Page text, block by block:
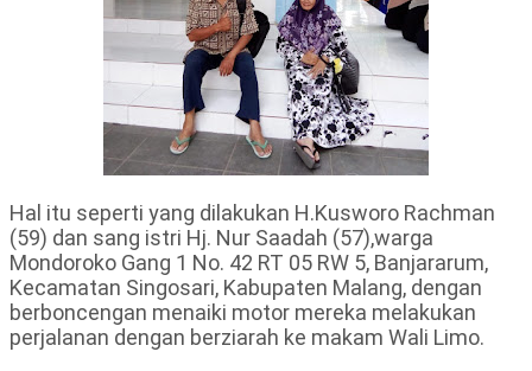
Hal itu seperti yang dilakukan H.Kusworo Rachman
(59) dan sang istri Hj. Nur Saadah (57),warga
Mondoroko Gang 1 No. 42 RT 05 RW 5, Banjararum,
Kecamatan Singosari, Kabupaten Malang, dengan
berboncengan menaiki motor mereka melakukan
perjalanan dengan berziarah ke makam Wali Limo.